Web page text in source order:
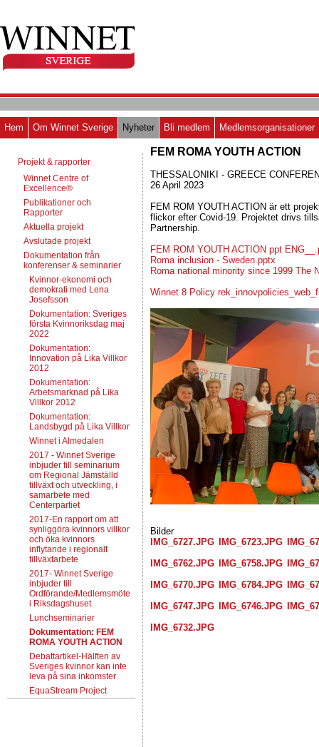
Hem Om Winnet Sverige Nyheter Bli medlem Medlemsorganisationer
Projekt & rapporter
Winnet Centre of
Excellence®
Publikationer och
Rapporter
Aktuella projekt
Avslutade projekt
Dokumentation från
konferenser & seminarier
Kvinnor-ekonomi och
demokrati med Lena
Josefsson
Dokumentation: Sveriges
första Kvinnoriksdag maj
2022
Dokumentation:
Innovation på Lika Villkor
2012
Dokumentation:
Arbetsmarknad på Lika
Villkor 2012
Dokumentation:
Landsbygd på Lika Villkor
Winnet i Almedalen
2017 - Winnet Sverige
inbjuder till seminarium
om Regional Jämställd
tillväxt och utveckling, i
samarbete med
Centerpartiet
2017-En rapport om att
synliggöra kvinnors villkor
och öka kvinnors
inflytande i regionalt
tillväxtarbete
2017- Winnet Sverige
inbjuder till
Ordförande/Medlemsmöte
i Riksdagshuset
Lunchseminarier
Dokumentation: FEM
ROMA YOUTH ACTION
Debattartikel-Hälften av
Sveriges kvinnor kan inte
leva på sina inkomster
EquaStream Project
FEM ROMA YOUTH ACTION
THESSALONIKI - GREECE
26 April 2023
FEM ROM YOUTH ACTION är ett
flickor efter Covid-19. Projektet drivs
Partnership.
FEM ROM YOUTH ACTION ppt
Roma inclusion - Sweden.pptx
Roma national minority since 1999 The
Winnet 8 Policy
Bilder
IMG_6727.JPG
IMG_6723.JPG
IMG_6762.JPG
IMG_6758.JPG
IMG_6770.JPG
IMG_6784.JPG
IMG_6747.JPG
IMG_6746.JPG
IMG_6732.JPG